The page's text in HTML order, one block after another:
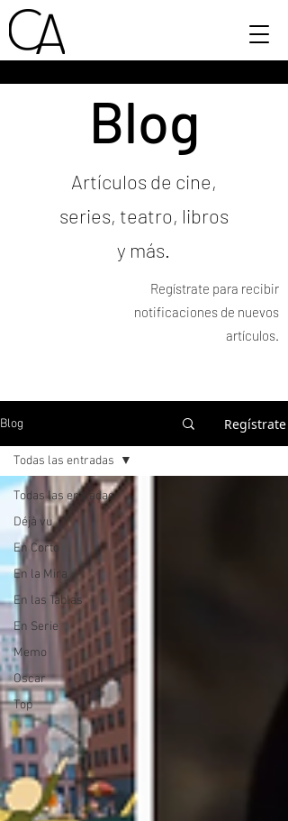
Blog
Artículos de cine,
series, teatro, libros
y más.
Regístrate para recibir
notificaciones de nuevos
artículos.
Blog Regístrate
Todas las entradas
Déjà vu
En Corto
En la Mira
En las Tablas
En Serie
Memo
Oscar
Top
Todas las entradas